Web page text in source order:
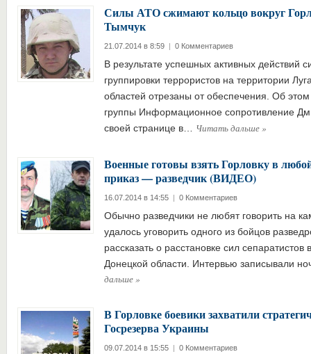
Силы АТО сжимают кольцо вокруг
Тымчук
21.07.2014 в 8:59 | 0 Комментариев
В результате успешных активных действий
группировки террористов на территории
областей отрезаны от обеспечения. Об
группы Информационное сопротивление
своей странице в… Читать дальше»
Военные готовы взять Горловку в
приказ — разведчик (ВИДЕО)
16.07.2014 в 14:55 | 0 Комментариев
Обычно разведчики не любят говорить на
удалось уговорить одного из бойцов
рассказать о расстановке сил сепаратистов
Донецкой области. Интервью записывали
дальше»
В Горловке боевики захватили
Госрезерва Украины
09.07.2014 в 15:55 | 0 Комментариев